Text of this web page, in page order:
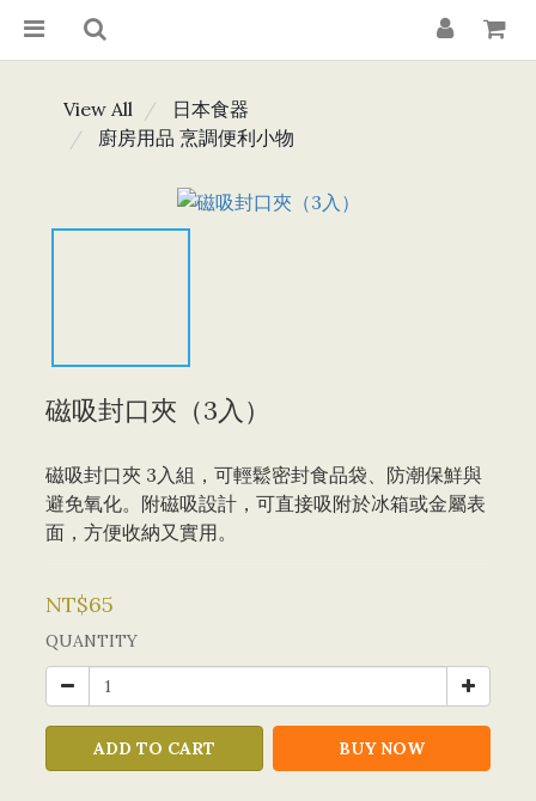
View All
日本食器
廚房用品 烹調便利小物
磁吸封口夾（3入）
磁吸封口夾 3入組，可輕鬆密封食品袋、防潮保鮮與
避免氧化。附磁吸設計，可直接吸附於冰箱或金屬表
面，方便收納又實用。
NT$65
QUANTITY
ADD TO CART BUY NOW